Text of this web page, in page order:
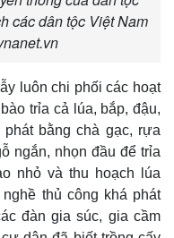
các dân tộc Việt Nam
luôn chi phối các hoạt
trỉa cả lúa, bắp, đậu,
bằng chà gạc, rựa
ngắn, nhọn đầu để trỉa
nhỏ và thu hoạch lúa
thủ công khá phát
đàn gia súc, gia cầm